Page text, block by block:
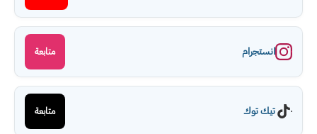
انستجرام متابعة
تيك توك متابعة